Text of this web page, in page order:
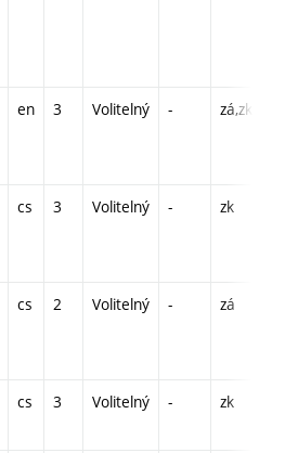
en 3 Volitelný - zá,zk
cs 3 Volitelný - zk
cs 2 Volitelný - zá
cs 3 Volitelný - zk